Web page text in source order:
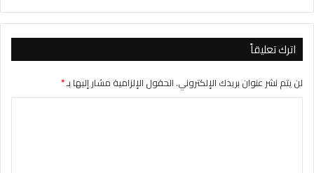
اترك تعليقاً
لن يتم نشر عنوان بريدك الإلكتروني.الحقول الإلزامية مشار إليها بـ*